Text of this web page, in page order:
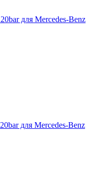
для Mercedes-Benz
для Mercedes-Benz